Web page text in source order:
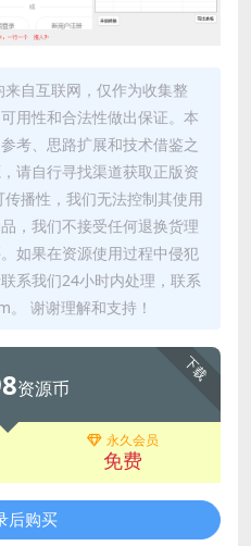
自互联网，仅作为收集整
用性和合法性做出保证。本
考、思路扩展和技术借鉴之
请自行寻找渠道获取正版资
播性，我们无法控制其使用
，我们不接受任何退换货理
如果在资源使用过程中侵犯
系我们24小时内处理，联系
谢谢理解和支持！
下载
资源币
永久会员
免费
后购买